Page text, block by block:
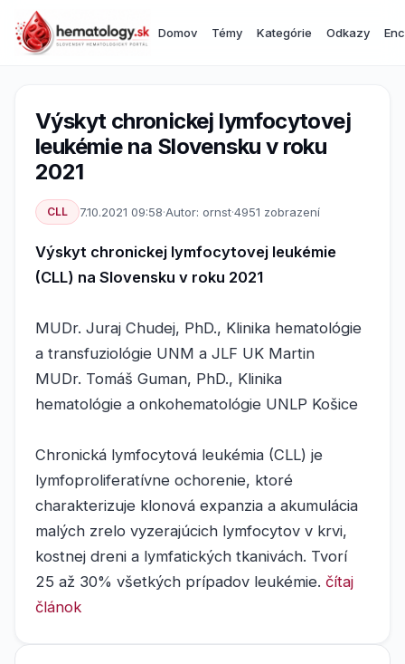
Domov Témy Kategórie Odkazy
Výskyt chronickej lymfocytovej
leukémie na Slovensku v roku
2021
CLL 7.10.2021 09:58·Autor: ornst·4951 zobrazení
Výskyt chronickej lymfocytovej leukémie
(CLL) na Slovensku v roku 2021
MUDr. Juraj Chudej, PhD., Klinika hematológie
a transfuziológie UNM a JLF UK Martin
MUDr. Tomáš Guman, PhD., Klinika
hematológie a onkohematológie UNLP Košice
Chronická lymfocytová leukémia (CLL) je
lymfoproliferatívne ochorenie, ktoré
charakterizuje klonová expanzia a akumulácia
malých zrelo vyzerajúcich lymfocytov v krvi,
kostnej dreni a lymfatických tkanivách. Tvorí
25 až 30% všetkých prípadov leukémie. čítaj
článok